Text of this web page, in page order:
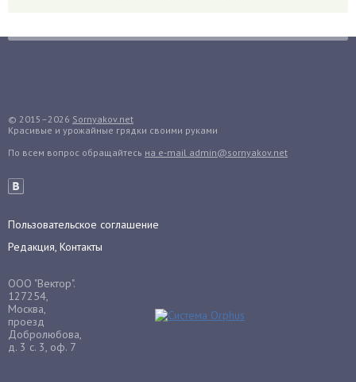
Гранат
Грядки
Гуава
Декабрист
Дельфиниум
Денежное дерево
Диффенбахия
Драцена
Дыня
© 2015–2026 Sornyakov.net
Красивые и урожайные грядки своими руками
По всем вопрос обращайтесь на e-mail admin@sornyakov.net
Пользовательское соглашение
Редакция, Контакты
ООО "Вектор".
127254,
Москва,
проезд
Добролюбова,
д. 3 с. 3, оф. 7